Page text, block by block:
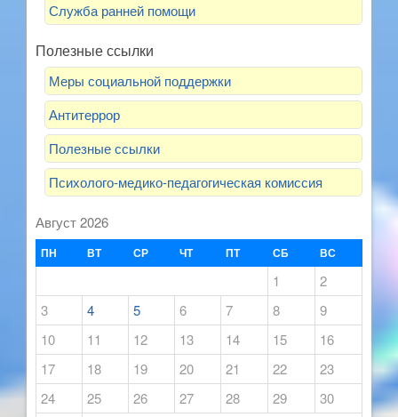
Служба ранней помощи
Полезные ссылки
Меры социальной поддержки
Антитеррор
Полезные ссылки
Психолого-медико-педагогическая комиссия
Август 2026
ПН ВТ СР ЧТ ПТ СБ ВС
1
2
3
4 5 6 7 8
9
10
11 12 13 14 15
16
17
18 19 20 21 22
23
24
25 26 27 28 29
30